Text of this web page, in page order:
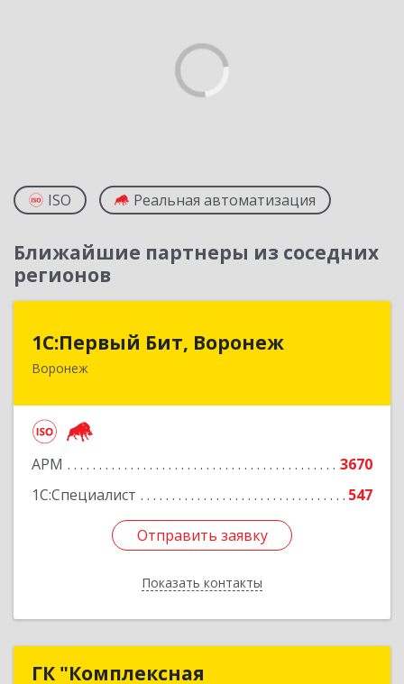
ISO Реальная автоматизация
Ближайшие партнеры из соседних
регионов
1С:Первый Бит, Воронеж
Воронеж
АРМ
3670
1С:Специалист
547
Отправить заявку
Показать контакты
1С:Первый Бит, Воронеж
394006, Воронежская обл, Воронеж г, 20-летия
Отправить заявку
Назад
ГК "КомплекснаяГК "Комплексная